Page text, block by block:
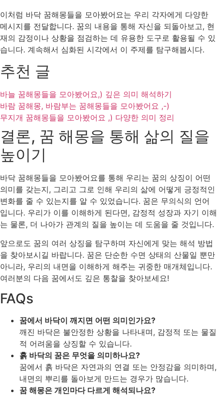
이처럼 바닥 꿈해몽들을 모아봤어요는 우리 각자에게 다양한
메시지를 전달합니다. 꿈의 내용을 통해 자신을 되돌아보고, 현
재의 감정이나 상황을 점검하는 데 유용한 도구로 활용될 수 있
습니다. 계속해서 심화된 시각에서 이 주제를 탐구해봅시다.
추천 글
바늘 꿈해몽들을 모아봤어요,) 깊은 의미 해석하기
바람 꿈해몽, 바람부는 꿈해몽들을 모아봤어요 ,-)
무지개 꿈해몽들을 모아봤어요 ,) 다양한 의미 정리
결론, 꿈 해몽을 통해 삶의 질을
높이기
바닥 꿈해몽들을 모아봤어요를 통해 우리는 꿈의 상징이 어떤
의미를 갖는지, 그리고 그로 인해 우리의 삶에 어떻게 긍정적인
변화를 줄 수 있는지를 알 수 있었습니다. 꿈은 무의식의 언어
입니다. 우리가 이를 이해하게 된다면, 감정적 성장과 자기 이해
는 물론, 더 나아가 관계의 질을 높이는 데 도움을 줄 것입니다.
앞으로도 꿈의 여러 상징을 탐구하며 자신에게 맞는 해석 방법
을 찾아보시길 바랍니다. 꿈은 단순한 수면 상태의 산물일 뿐만
아니라, 우리의 내면을 이해하게 해주는 귀중한 매개체입니다.
여러분의 다음 꿈에서도 깊은 통찰을 찾아보세요!
FAQs
꿈에서 바닥이 깨지면 어떤 의미인가요?
깨진 바닥은 불안정한 상황을 나타내며, 감정적 또는 물질
적 어려움을 상징할 수 있습니다.
흙 바닥의 꿈은 무엇을 의미하나요?
꿈에서 흙 바닥은 자연과의 연결 또는 안정감을 의미하며,
내면의 뿌리를 돌아보게 만드는 경우가 많습니다.
꿈 해몽은 개인마다 다르게 해석되나요?